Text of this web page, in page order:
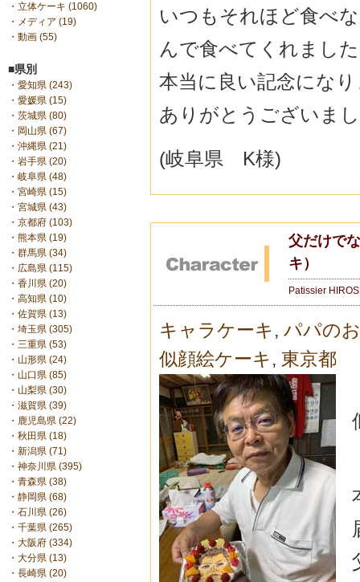
・ 立体ケーキ (1060)
・ メディア (19)
・ 動画 (55)
■県別
・ 愛知県 (243)
・ 愛媛県 (15)
・ 茨城県 (80)
・ 岡山県 (67)
・ 沖縄県 (21)
・ 岩手県 (20)
・ 岐阜県 (48)
・ 宮崎県 (15)
・ 宮城県 (43)
・ 京都府 (103)
・ 熊本県 (19)
・ 群馬県 (34)
・ 広島県 (115)
・ 香川県 (20)
・ 高知県 (10)
・ 佐賀県 (13)
・ 埼玉県 (305)
・ 三重県 (53)
・ 山形県 (24)
・ 山口県 (85)
・ 山梨県 (30)
・ 滋賀県 (39)
・ 鹿児島県 (22)
・ 秋田県 (18)
・ 新潟県 (71)
・ 神奈川県 (395)
・ 青森県 (38)
・ 静岡県 (68)
・ 石川県 (26)
・ 千葉県 (265)
・ 大阪府 (334)
・ 大分県 (13)
・ 長崎県 (20)
いつもそれほど食べ
んで食べてくれまし
本当に良い記念にな
ありがとうございま
(岐阜県 K様)
父だけで
キ）
Patissier
キャラケーキ , パパの
似顔絵ケーキ , 東京都